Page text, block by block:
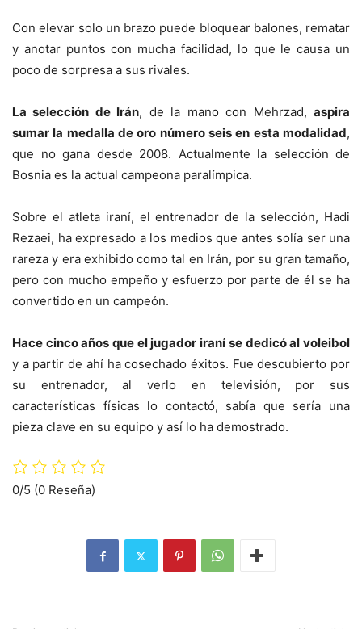
Con elevar solo un brazo puede bloquear balones, rematar
y anotar puntos con mucha facilidad, lo que le causa un
poco de sorpresa a sus rivales.
La selección de Irán, de la mano con Mehrzad,aspira
sumar la medalla de oro número seis en esta modalidad,
que no gana desde 2008. Actualmente la selección de
Bosnia es la actual campeona paralímpica.
Sobre el atleta iraní, el entrenador de la selección, Hadi
Rezaei, ha expresado a los medios que antes solía ser una
rareza y era exhibido como tal en Irán, por su gran tamaño,
pero con mucho empeño y esfuerzo por parte de él se ha
convertido en un campeón.
Hace cinco años que el jugador iraní se dedicó al voleibol
y a partir de ahí ha cosechado éxitos. Fue descubierto por
su entrenador, al verlo en televisión, por sus
características físicas lo contactó, sabía que sería una
pieza clave en su equipo y así lo ha demostrado.
0/5 (0 Reseña)